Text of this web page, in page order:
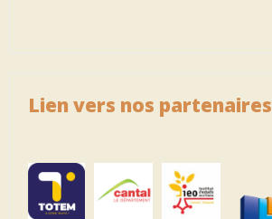
Lien vers nos partenaires